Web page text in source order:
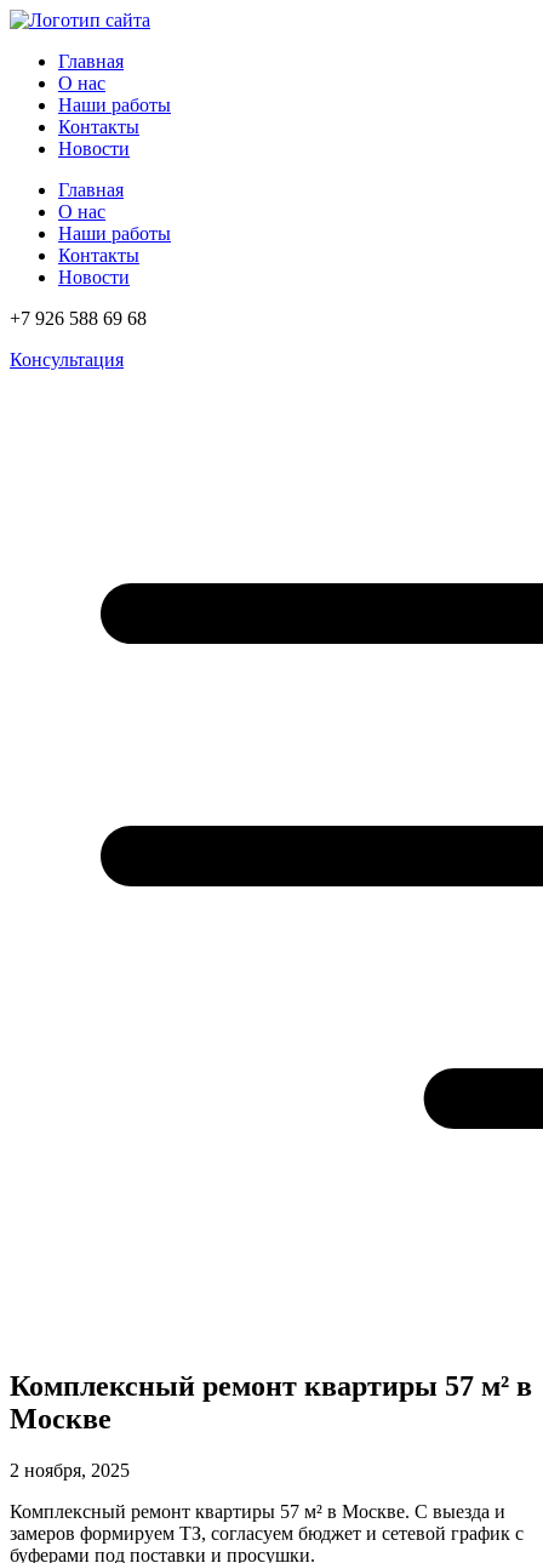
Перейти
содержимому
Главная
О нас
Наши работы
Контакты
Новости
Главная
О нас
Наши работы
Контакты
Новости
+7 926 588 69 68
Консультация
Комплексный ремонт квартиры 57 м² в
Москве
2 ноября, 2025
Комплексный ремонт квартиры 57 м² в Москве. С выезда и
замеров формируем ТЗ, согласуем бюджет и сетевой график с
буферами под поставки и просушки.